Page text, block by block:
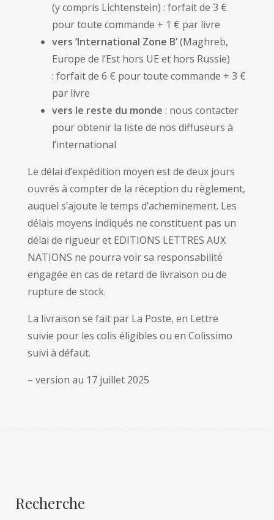
(y compris Lichtenstein) : forfait de 3 €
pour toute commande + 1 € par livre
vers ‘International Zone B’(Maghreb,
Europe de l’Est hors UE et hors Russie)
: forfait de 6 € pour toute commande + 3 €
par livre
vers le reste du monde : nous contacter
pour obtenir la liste de nos diffuseurs à
l’international
Le délai d’expédition moyen est de deux jours
ouvrés à compter de la réception du règlement,
auquel s’ajoute le temps d’acheminement. Les
délais moyens indiqués ne constituent pas un
délai de rigueur et EDITIONS LETTRES AUX
NATIONS ne pourra voir sa responsabilité
engagée en cas de retard de livraison ou de
rupture de stock.
La livraison se fait par La Poste, en Lettre
suivie pour les colis éligibles ou en Colissimo
suivi à défaut.
– version au 17 juillet 2025
Recherche